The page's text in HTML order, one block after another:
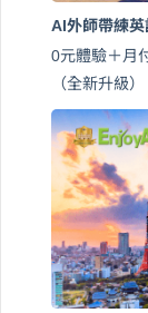
AI外師帶練
0元體驗＋月
（全新升級